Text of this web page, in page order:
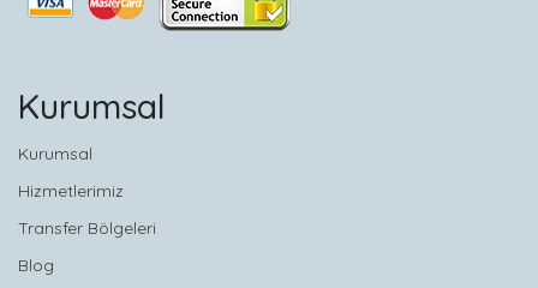
Kurumsal
Kurumsal
Hizmetlerimiz
Transfer Bölgeleri
Blog